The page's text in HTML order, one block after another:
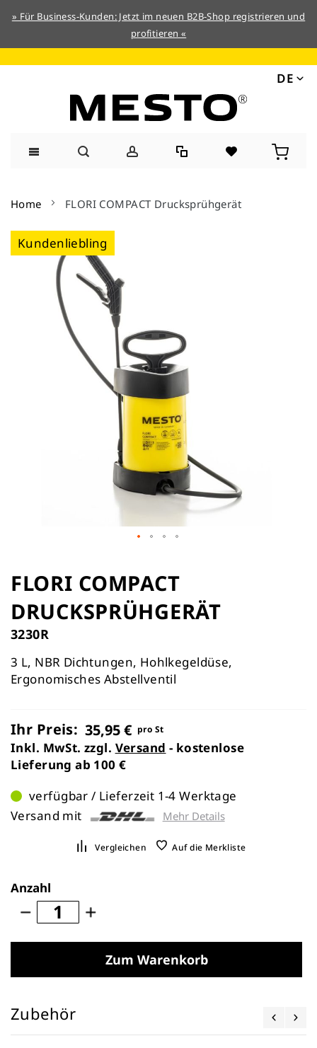
» Für Business-Kunden: Jetzt im neuen B2B-Shop registrieren und
profitieren «
DE
Inhalt
Home FLORI COMPACT Drucksprühgerät
Zum
Ende
Bildergalerie
springen
Anfang
der
Bildergalerie
springen
Kundenliebling
FLORI COMPACT
DRUCKSPRÜHGERÄT
3230R
3 L, NBR Dichtungen, Hohlkegeldüse,
Ergonomisches Abstellventil
Ihr Preis: 35,95 € pro St
Inkl. MwSt. zzgl. Versand - kostenlose
Lieferung ab 100 €
verfügbar / Lieferzeit 1-4 Werktage
Versand mit
Mehr Details
Vergleichen Auf die Merkliste
Anzahl
Zum Warenkorb
Zubehör